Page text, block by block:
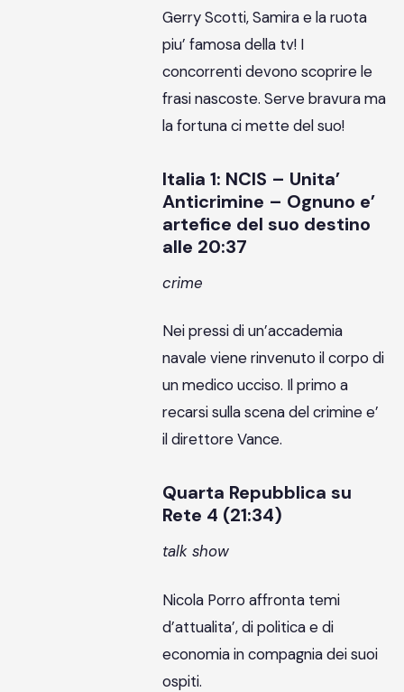
Gerry Scotti, Samira e la ruota
piu’ famosa della tv! I
concorrenti devono scoprire le
frasi nascoste. Serve bravura ma
la fortuna ci mette del suo!
Italia 1: NCIS – Unita’
Anticrimine – Ognuno e’
artefice del suo destino
alle 20:37
crime
Nei pressi di un’accademia
navale viene rinvenuto il corpo di
un medico ucciso. Il primo a
recarsi sulla scena del crimine e’
il direttore Vance.
Quarta Repubblica su
Rete 4 (21:34)
talk show
Nicola Porro affronta temi
d’attualita’, di politica e di
economia in compagnia dei suoi
ospiti.